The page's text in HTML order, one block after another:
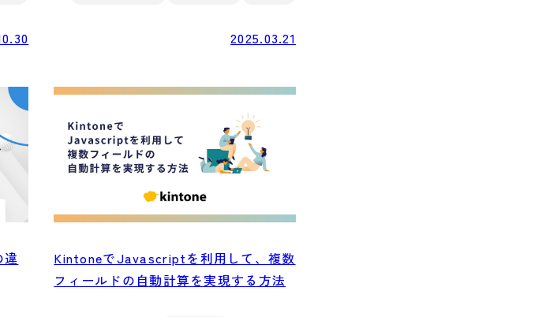
2025.03.21
違
KintoneでJavascriptを利用して、複数
フィールドの自動計算を実現する方法